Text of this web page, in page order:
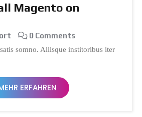
Magento on
0 Comments
somno. Aliisque institoribus iter
ERFAHREN